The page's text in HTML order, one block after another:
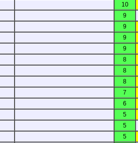
10
9
9
9
9
8
8
8
7
6
5
5
5